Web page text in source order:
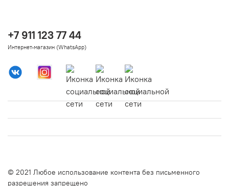
+7 911 123 77 44
Интернет-магазин (WhatsApp)
© 2021 Любое использование контента без письменного
разрешения запрещено